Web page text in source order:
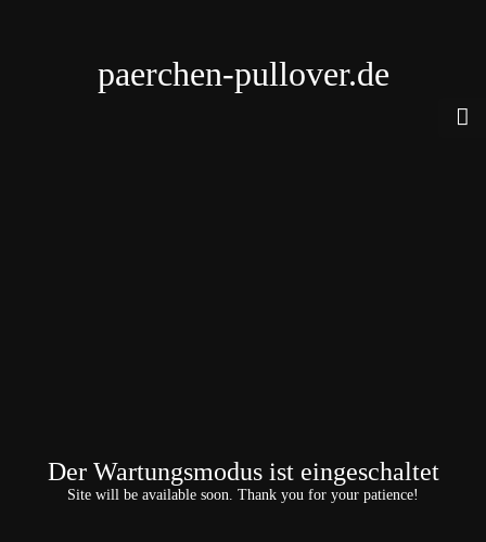
paerchen-pullover.de
Der Wartungsmodus ist eingeschaltet
Site will be available soon. Thank you for your patience!